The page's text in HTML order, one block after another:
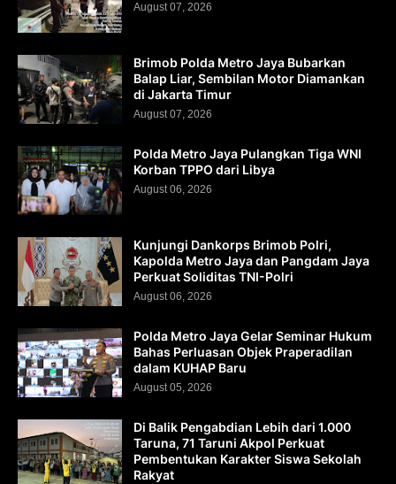
August 07, 2026
Brimob Polda Metro Jaya Bubarkan
Balap Liar, Sembilan Motor Diamankan
di Jakarta Timur
August 07, 2026
Polda Metro Jaya Pulangkan Tiga WNI
Korban TPPO dari Libya
August 06, 2026
Kunjungi Dankorps Brimob Polri,
Kapolda Metro Jaya dan Pangdam Jaya
Perkuat Soliditas TNI-Polri
August 06, 2026
Polda Metro Jaya Gelar Seminar Hukum
Bahas Perluasan Objek Praperadilan
dalam KUHAP Baru
August 05, 2026
Di Balik Pengabdian Lebih dari 1.000
Taruna, 71 Taruni Akpol Perkuat
Pembentukan Karakter Siswa Sekolah
Rakyat